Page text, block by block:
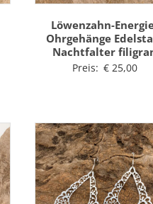
Löwenzahn-
Ohrgehänge
Nachtfalter
Preis: €25,00